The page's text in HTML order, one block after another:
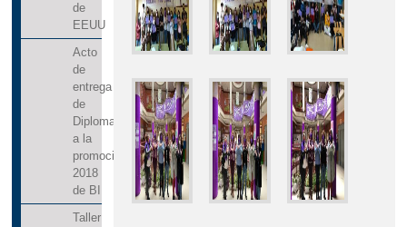
de
EEUU
Acto
de
entrega
de
Diplomas
a la
promoción
2018
de BI
Taller